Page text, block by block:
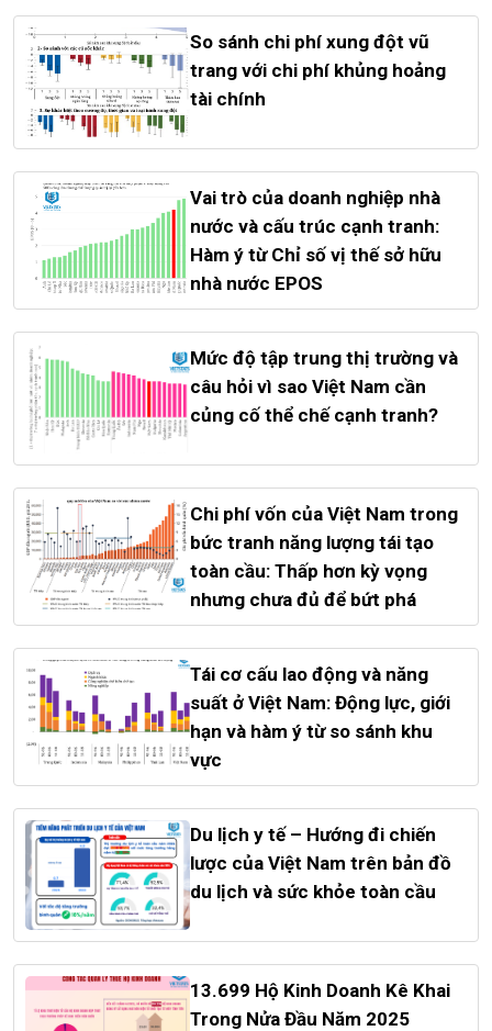
So sánh chi phí xung đột vũ
trang với chi phí khủng hoảng
tài chính
Vai trò của doanh nghiệp nhà
nước và cấu trúc cạnh tranh:
Hàm ý từ Chỉ số vị thế sở hữu
nhà nước EPOS
Mức độ tập trung thị trường và
câu hỏi vì sao Việt Nam cần
củng cố thể chế cạnh tranh?
Chi phí vốn của Việt Nam trong
bức tranh năng lượng tái tạo
toàn cầu: Thấp hơn kỳ vọng
nhưng chưa đủ để bứt phá
Tái cơ cấu lao động và năng
suất ở Việt Nam: Động lực, giới
hạn và hàm ý từ so sánh khu
vực
Du lịch y tế – Hướng đi chiến
lược của Việt Nam trên bản đồ
du lịch và sức khỏe toàn cầu
13.699 Hộ Kinh Doanh Kê Khai
Trong Nửa Đầu Năm 2025